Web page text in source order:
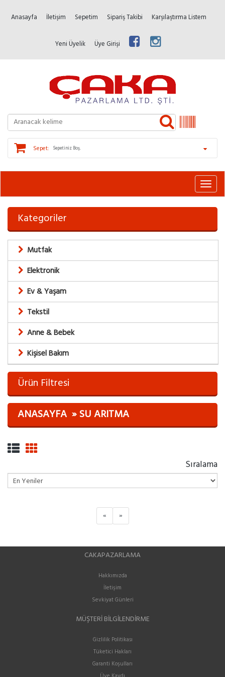
Anasayfa İletişim Sepetim Sipariş Takibi Karşılaştırma Listem
Yeni Üyelik Üye Girişi
Sepet: Sepetiniz Boş.
Kategoriler
Mutfak
Elektronik
Ev & Yaşam
Tekstil
Anne & Bebek
Kişisel Bakım
Ürün Filtresi
ANASAYFA
SU ARITMA
Sıralama
« »
CAKAPAZARLAMA
Hakkımızda
İletişim
Sevkiyat Günleri
MÜŞTERI BILGILENDIRME
Gizlilik Politikası
Tüketici Hakları
Garanti Koşulları